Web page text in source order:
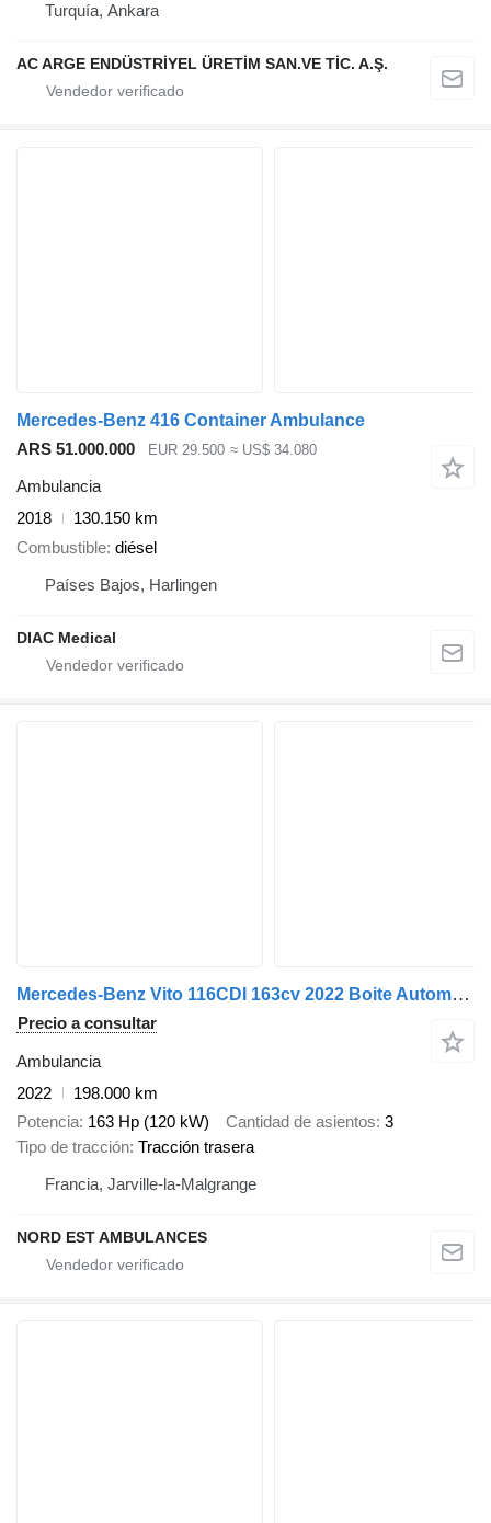
Turquía, Ankara
AC ARGE ENDÜSTRİYEL ÜRETİM SAN.VE TİC. A.Ş.
Mercedes-Benz 416 Container Ambulance
ARS 51.000.000
EUR 29.500 ≈ US$ 34.080
Ambulancia
2018
130.150 km
Combustible diésel
Países Bajos, Harlingen
DIAC Medical
Mercedes-Benz Vito 116CDI 163cv 2022 Boite Automatique
Precio a consultar
Ambulancia
2022
198.000 km
Potencia 163 Hp (120 kW) Cantidad de asientos 3
Tipo de tracción Tracción trasera
Francia, Jarville-la-Malgrange
NORD EST AMBULANCES